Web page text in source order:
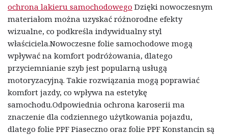
ochrona lakieru samochodowego Dzięki nowoczesnym
materiałom można uzyskać różnorodne efekty
wizualne, co podkreśla indywidualny styl
właściciela.Nowoczesne folie samochodowe mogą
wpływać na komfort podróżowania, dlatego
przyciemnianie szyb jest popularną usługą
motoryzacyjną. Takie rozwiązania mogą poprawiać
komfort jazdy, co wpływa na estetykę
samochodu.Odpowiednia ochrona karoserii ma
znaczenie dla codziennego użytkowania pojazdu,
dlatego folie PPF Piaseczno oraz folie PPF Konstancin są